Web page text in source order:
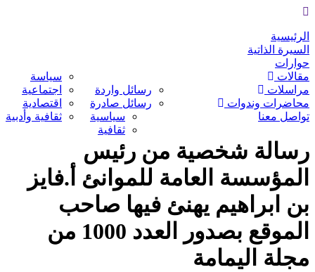
الرئيسية
السيرة الذاتية
حوارات
مقالات
سياسة
اجتماعية
اقتصادية
ثقافية وأدبية
مراسلات
رسائل واردة
رسائل صادرة
محاضرات وندوات
سياسية
ثقافية
تواصل معنا
رسالة شخصية من رئيس
المؤسسة العامة للموانئ أ.فايز
بن ابراهيم يهنئ فيها صاحب
الموقع بصدور العدد 1000 من
مجلة اليمامة